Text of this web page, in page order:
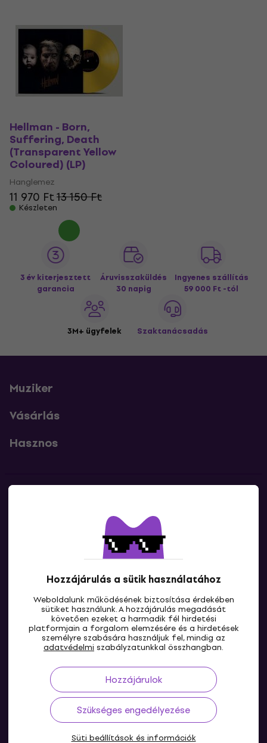
Hozzájárulás a sütik használatához
Weboldalunk működésének biztosítása érdekében
sütiket használunk. A hozzájárulás megadását
követően ezeket a harmadik fél hirdetési
platformjain a forgalom elemzésére és a hirdetések
személyre szabására használjuk fel, mindig az
adatvédelmi szabályzatunkkal összhangban.
Hozzájárulok
Szükséges engedélyezése
Süti beállítások és információk
Hellman - Born,
Suffering, Death
(Transparent Yellow
Coloured) (LP)
Hanglemez
11 970 Ft13 150 Ft
Készleten
3 év kiterjesztett
garancia
Áruvisszaküldés
30 napig
Ingyenes szállítás
59 000 Ft -tól
3M+ ügyfelek Szaktanácsadás
Muziker
Vásárlás
Hasznos
Lépj kapcsolatba velünk
HU